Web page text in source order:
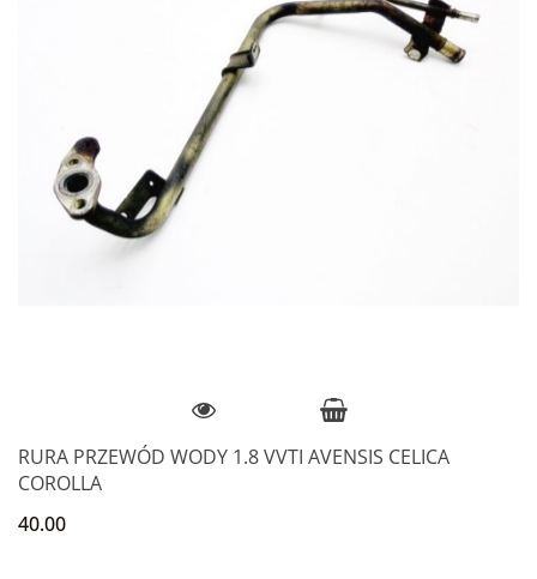
RURA PRZEWÓD WODY 1.8 VVTI AVENSIS CELICA
COROLLA
40.00